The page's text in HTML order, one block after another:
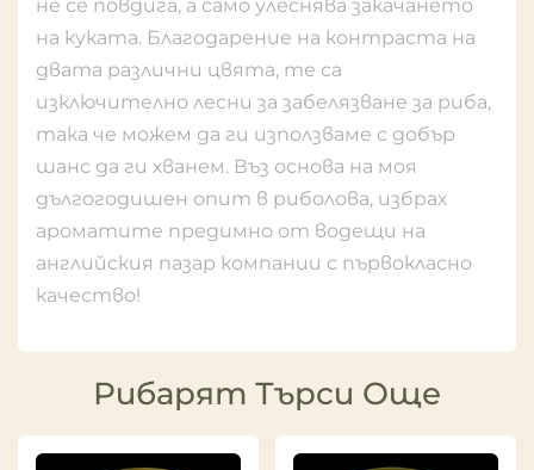
не се повдига, а само улеснява закачането
на куката. Благодарение на контраста на
двата различни цвята, те са
изключително лесни за забелязване за риба,
така че можем да ги използваме с добър
шанс да ги хванем. Въз основа на моя
дългогодишен опит в риболова, избрах
ароматите предимно от водещи на
английския пазар компании с първокласно
качество!
Рибарят Търси Още